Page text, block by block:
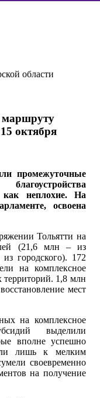
области
маршруту
октября
промежуточные
как неплохие. На
освоена
Тольятти на
(21,6 млн – из
городского). 172
на комплексное
территорий. 1,8 млн
мест
на комплексное
выделили
вполне успешно
лишь к мелким
своевременно
на получение